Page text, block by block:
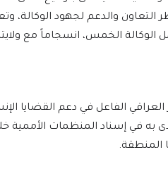
والدعم لجهود الوكالة،
الخمس، انسجاماً مع
الفاعل في دعم القضايا
في إسناد المنظمات الأممية
المنطقة.